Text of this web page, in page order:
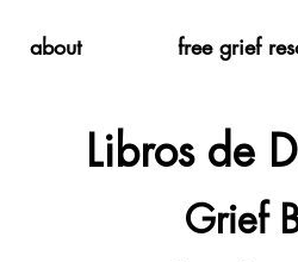
about free grief
Libros de
Grief